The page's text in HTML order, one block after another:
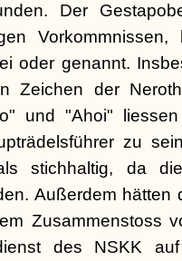
Der
oder genannt.
Zeichen der
und "Ahoi"
zu
stichhaltig, da
Außerdem hätten
Zusammenstoss
des NSKK